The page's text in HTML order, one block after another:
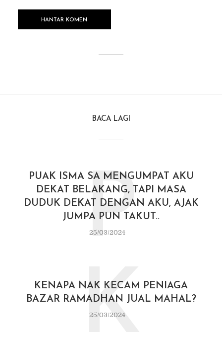
BACA LAGI
PUAK ISMA SA MENGUMPAT AKU
DEKAT BELAKANG, TAPI MASA
DUDUK DEKAT DENGAN AKU, AJAK
JUMPA PUN TAKUT..
25/03/2024
P
KENAPA NAK KECAM PENIAGA
BAZAR RAMADHAN JUAL MAHAL?
25/03/2024
K